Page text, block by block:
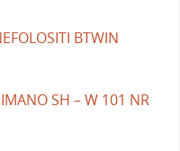
BTWIN
SH – W 101 NR